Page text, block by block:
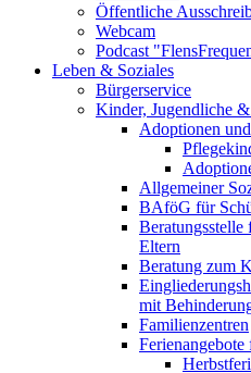
Öffentliche
Webcam
Podcast
Leben & Soziales
Bürgerservice
Kinder, Jugendliche
Adoptionen
Allgemeiner
BAföG für
Beratungsstelle
Eltern
Beratung zum
mit
Familienzentren